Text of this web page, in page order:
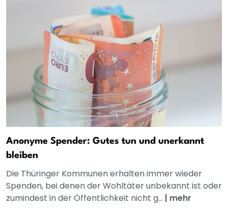
Anonyme Spender: Gutes tun und unerkannt
bleiben
Die Thüringer Kommunen erhalten immer wieder
Spenden, bei denen der Wohltäter unbekannt ist oder
zumindest in der Öffentlichkeit nicht g... | mehr